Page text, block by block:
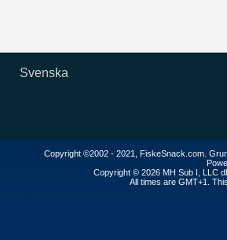
Svenska
Copyright ©2002 - 2021, FiskeSnack.com.
Copyright © 2026 MH Sub I, LLC
All times are GMT+1.